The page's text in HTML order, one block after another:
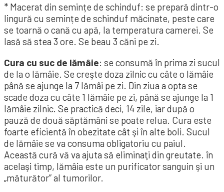
* Macerat din se­mințe de schinduf: se prepară dintr-o
lin­gură cu semințe de schin­duf măcinate, peste care
se toar­nă o cană cu apă, la temperatura ca­merei. Se
lasă să stea 3 ore. Se beau 3 căni pe zi.
Cura cu suc de lămâie: se consumă în prima zi sucul
de la o lămâie. Se creşte doza zilnic cu câte o lămâie
până se ajunge la 7 lămâi pe zi. Din ziua a opta se
scade doza cu câte 1 lămâie pe zi, până se ajunge la 1
lămâie zilnic. Se practică deci, 14 zile, iar după o
pauză de două săptămâni se poate relua. Cura este
foarte eficientă în obezitate cât şi în alte boli. Sucul
de lămâie se va consuma obligatoriu cu paiul.
Această cură vă va ajuta să eliminaţi din greutate. în
acelaşi timp, lămâia este un purificator sanguin şi un
„măturător” al tumorilor.